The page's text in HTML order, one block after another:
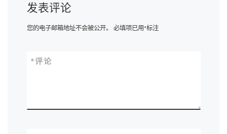
发表评论
您的电子邮箱地址不会被公开。 必填项已用*标注
评论
*